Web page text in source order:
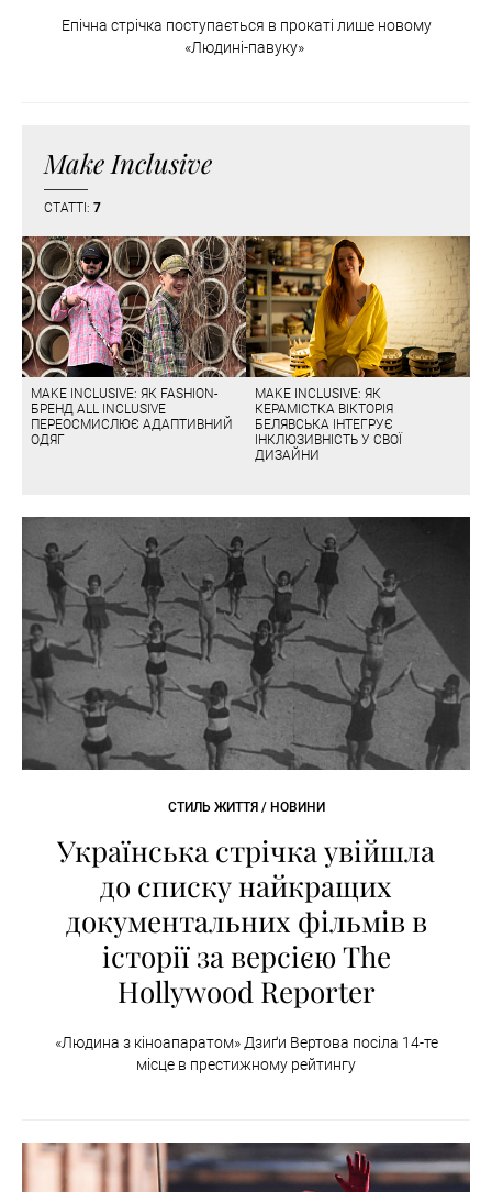
Епічна стрічка поступається в прокаті лише новому
«Людині-павуку»
Make Inclusive
СТАТТІ: 7
MAKE INCLUSIVE: ЯК FASHION-
БРЕНД ALL INCLUSIVE
ПЕРЕОСМИСЛЮЄ АДАПТИВНИЙ
ОДЯГ
MAKE INCLUSIVE: ЯК
КЕРАМІСТКА ВІКТОРІЯ
БЕЛЯВСЬКА ІНТЕГРУЄ
ІНКЛЮЗИВНІСТЬ У СВОЇ
ДИЗАЙНИ
СТИЛЬ ЖИТТЯ / НОВИНИ
Українська стрічка увійшла
до списку найкращих
документальних фільмів в
історії за версією The
Hollywood Reporter
«Людина з кіноапаратом» Дзиґи Вертова посіла 14-те
місце в престижному рейтингу